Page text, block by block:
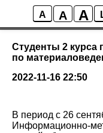
A A A
Студенты 2 курса
по
2022-11-16 22:50
В период с 26
Информационно-